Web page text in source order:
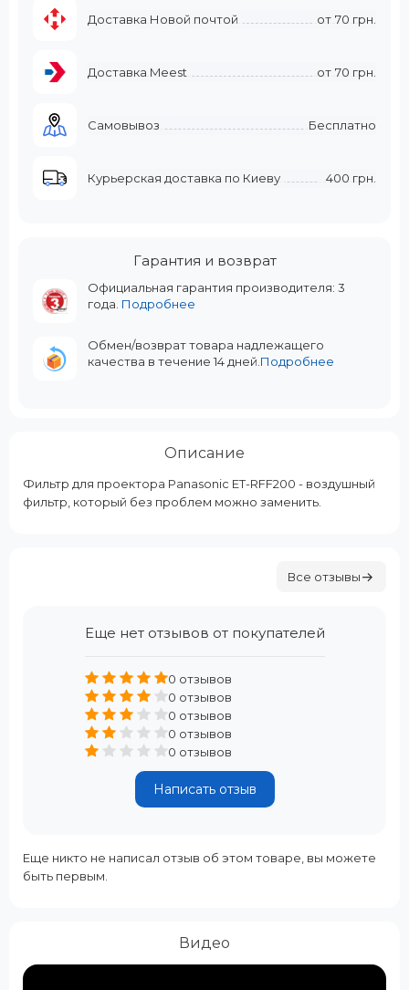
Доставка Новой почтой от 70 грн.
Доставка Meest от 70 грн.
Самовывоз Бесплатно
Курьерская доставка по Киеву 400 грн.
Гарантия и возврат
Официальная гарантия производителя: 3
года. Подробнее
Обмен/возврат товара надлежащего
качества в течение 14 дней. Подробнее
Описание
Фильтр для проектора Panasonic ET-RFF200 - воздушный
фильтр, который без проблем можно заменить.
Все отзывы
Еще нет отзывов от покупателей
0 отзывов
0 отзывов
0 отзывов
0 отзывов
0 отзывов
Написать отзыв
Еще никто не написал отзыв об этом товаре, вы можете
быть первым.
Видео